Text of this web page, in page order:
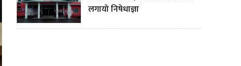
लगायो निषेधाज्ञा